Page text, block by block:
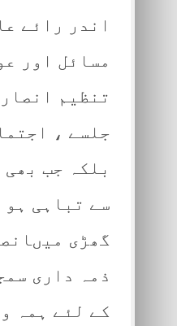
اندر رائے
مسائل اور
تنظیم
جلسے ،
بلکہ جب
سے تباہی
گھڑی
ذمہ داری
کے لئے ہمہ